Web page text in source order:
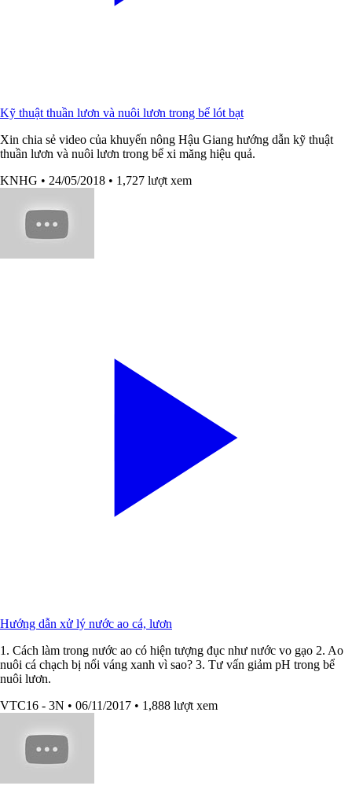
Kỹ thuật thuần lươn và nuôi lươn trong bể lót bạt
Xin chia sẻ video của khuyến nông Hậu Giang hướng dẫn kỹ thuật
thuần lươn và nuôi lươn trong bể xi măng hiệu quả.
KNHG • 24/05/2018 • 1,727 lượt xem
Hướng dẫn xử lý nước ao cá, lươn
1. Cách làm trong nước ao có hiện tượng đục như nước vo gạo 2. Ao
nuôi cá chạch bị nổi váng xanh vì sao? 3. Tư vấn giảm pH trong bể
nuôi lươn.
VTC16 - 3N • 06/11/2017 • 1,888 lượt xem